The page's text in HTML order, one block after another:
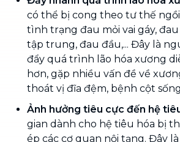
có thể bị cong theo tư thế
tình trạng đau mỏi vai gáy,
tập trung, đau đầu,... Đây là
đẩy quá trình lão hóa xương
hơn, gặp nhiều vấn đề về
thoát vị đĩa đệm, bệnh cột
Ảnh hưởng tiêu cực đến hệ
gian dành cho hệ tiêu hóa bị
ép các cơ quan nội tạng. Đây